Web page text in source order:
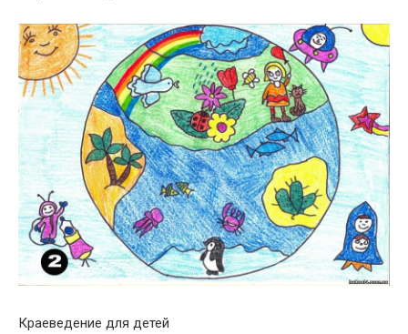
Краеведение для детей